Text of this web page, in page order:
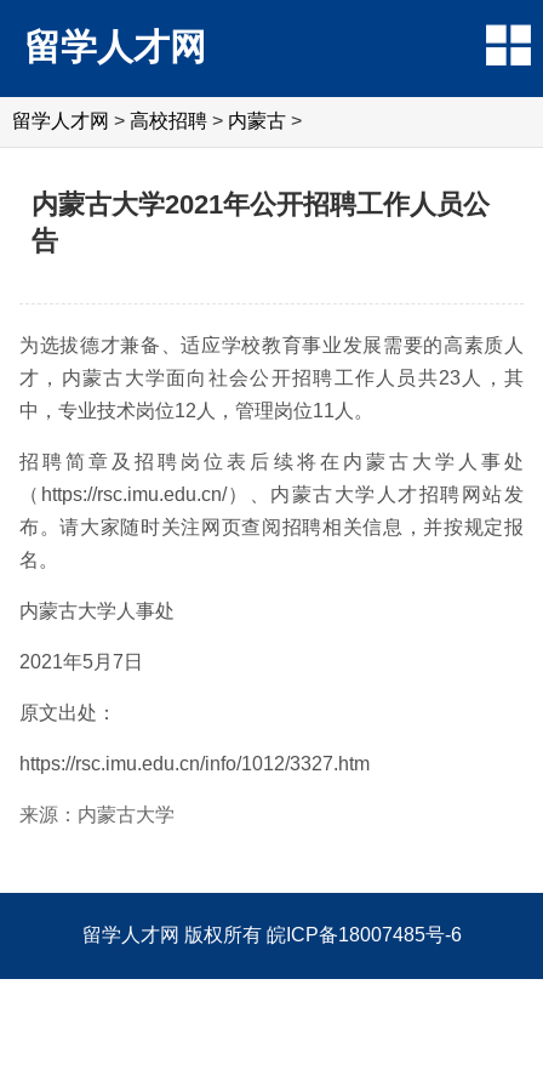
留学人才网
留学人才网 > 高校招聘 > 内蒙古 >
内蒙古大学2021年公开招聘工作人员公
告
为选拔德才兼备、适应学校教育事业发展需要的高素质人
才，内蒙古大学面向社会公开招聘工作人员共23人，其
中，专业技术岗位12人，管理岗位11人。
招聘简章及招聘岗位表后续将在内蒙古大学人事处
（https://rsc.imu.edu.cn/）、内蒙古大学人才招聘网站发
布。请大家随时关注网页查阅招聘相关信息，并按规定报
名。
内蒙古大学人事处
2021年5月7日
原文出处：
https://rsc.imu.edu.cn/info/1012/3327.htm
来源：内蒙古大学
留学人才网 版权所有 皖ICP备18007485号-6